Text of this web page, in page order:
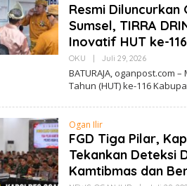
Resmi Diluncurkan
Sumsel, TIRRA
Inovatif HUT ke-
OKU Juli 29, 2026O
E
H
I
BATURAJA, oganpost.com
Tahun (HUT) ke-116
Ogan Ilir
FGD Tiga Pilar,
Tekankan Deteksi
Kamtibmas dan
SDN 002
Gemilang di